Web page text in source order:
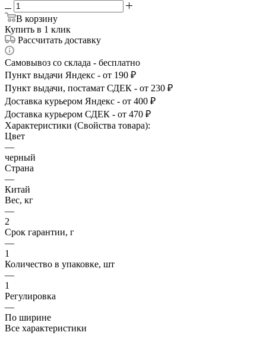
В корзину
Купить в 1 клик
Рассчитать доставку
Самовывоз со склада - бесплатно
Пункт выдачи Яндекс - от 190 ₽
Пункт выдачи, постамат СДЕК - от 230 ₽
Доставка курьером Яндекс - от 400 ₽
Доставка курьером СДЕК - от 470 ₽
Характеристики (Свойства товара):
Цвет
—
черный
Страна
—
Китай
Вес, кг
—
2
Срок гарантии, г
—
1
Количество в упаковке, шт
—
1
Регулировка
—
По ширине
Все характеристики